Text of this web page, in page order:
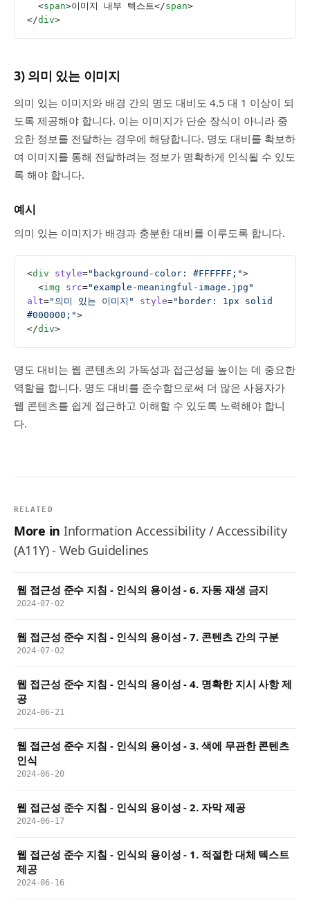
  <
span>이미지 내부 텍스트</span>
</div>
3) 의미 있는 이미지
의미 있는 이미지와 배경 간의 명도 대비도 4.5 대 1 이상이 되
도록 제공해야 합니다. 이는 이미지가 단순 장식이 아니라 중
요한 정보를 전달하는 경우에 해당합니다. 명도 대비를 확보하
여 이미지를 통해 전달하려는 정보가 명확하게 인식될 수 있도
록 해야 합니다.
예시
의미 있는 이미지가 배경과 충분한 대비를 이루도록 합니다.
<div style="background-color: #FFFFFF;">
  <
img src="example-meaningful-image.jpg"
alt="의미 있는 이미지" style="border: 1px solid
#000000;">
</div>
명도 대비는 웹 콘텐츠의 가독성과 접근성을 높이는 데 중요한
역할을 합니다. 명도 대비를 준수함으로써 더 많은 사용자가
웹 콘텐츠를 쉽게 접근하고 이해할 수 있도록 노력해야 합니
다.
RELATED
More in Information Accessibility / Accessibility
(A11Y) - Web Guidelines
웹 접근성 준수 지침 - 인식의 용이성 - 6. 자동 재생 금지
2024-07-02
웹 접근성 준수 지침 - 인식의 용이성 - 7. 콘텐츠 간의 구분
2024-07-02
웹 접근성 준수 지침 - 인식의 용이성 - 4. 명확한 지시 사항 제
공
2024-06-21
웹 접근성 준수 지침 - 인식의 용이성 - 3. 색에 무관한 콘텐츠
인식
2024-06-20
웹 접근성 준수 지침 - 인식의 용이성 - 2. 자막 제공
2024-06-17
웹 접근성 준수 지침 - 인식의 용이성 - 1. 적절한 대체 텍스트
제공
2024-06-16